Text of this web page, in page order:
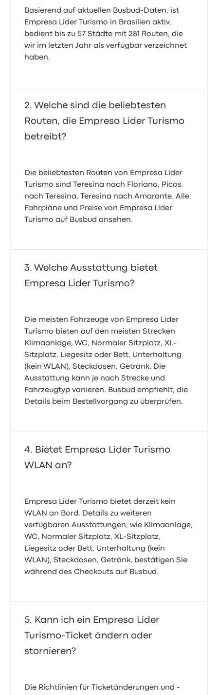
Basierend auf aktuellen Busbud-Daten, ist
Empresa Lider Turismo in Brasilien aktiv,
bedient bis zu 57 Städte mit 281 Routen, die
wir im letzten Jahr als verfügbar verzeichnet
haben.
Welche sind die beliebtesten
Routen, die Empresa Lider Turismo
betreibt?
Die beliebtesten Routen von Empresa Lider
Turismo sind Teresina nach Floriano, Picos
nach Teresina, Teresina nach Amarante. Alle
Fahrpläne und Preise von Empresa Lider
Turismo auf Busbud ansehen.
Welche Ausstattung bietet
Empresa Lider Turismo?
Die meisten Fahrzeuge von Empresa Lider
Turismo bieten auf den meisten Strecken
Klimaanlage, WC, Normaler Sitzplatz, XL-
Sitzplatz, Liegesitz oder Bett, Unterhaltung
(kein WLAN), Steckdosen, Getränk. Die
Ausstattung kann je nach Strecke und
Fahrzeugtyp variieren. Busbud empfiehlt, die
Details beim Bestellvorgang zu überprüfen.
Bietet Empresa Lider Turismo
WLAN an?
Empresa Lider Turismo bietet derzeit kein
WLAN an Bord. Details zu weiteren
verfügbaren Ausstattungen, wie Klimaanlage,
WC, Normaler Sitzplatz, XL-Sitzplatz,
Liegesitz oder Bett, Unterhaltung (kein
WLAN), Steckdosen, Getränk, bestätigen Sie
während des Checkouts auf Busbud.
Kann ich ein Empresa Lider
Turismo-Ticket ändern oder
stornieren?
Die Richtlinien für Ticketänderungen und -